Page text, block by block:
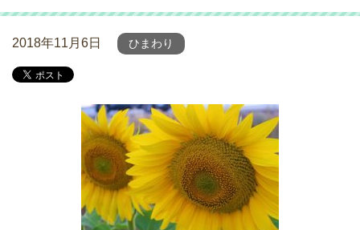
2018年11月6日 ひまわり